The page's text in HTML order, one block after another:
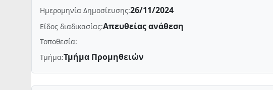
Ημερομηνία Δημοσίευσης:26/11/2024
Είδος διαδικασίας:Απευθείας ανάθεση
Τοποθεσία:
Τμήμα:Τμήμα Προμηθειών